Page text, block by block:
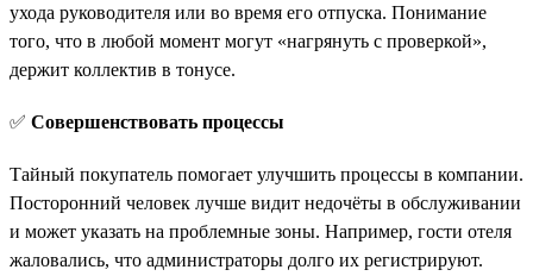
ухода руководителя или во время его отпуска. Понимание
того, что в любой момент могут «нагрянуть с проверкой»,
держит коллектив в тонусе.
✅ Совершенствовать процессы
Тайный покупатель помогает улучшить процессы в компании.
Посторонний человек лучше видит недочёты в обслуживании
и может указать на проблемные зоны. Например, гости отеля
жаловались, что администраторы долго их регистрируют.